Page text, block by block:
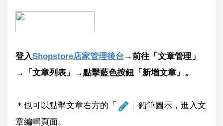
登入Shopstore店家管理後台 →前往「文章管理」
→「文章列表」→點擊藍色按鈕「新增文章」。
＊也可以點擊文章右方的「
」鉛筆圖示，進入文
章編輯頁面。